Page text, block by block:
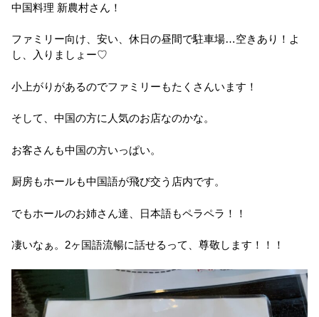
中国料理 新農村さん！
ファミリー向け、安い、休日の昼間で駐車場…空きあり！よ
し、入りましょー♡
小上がりがあるのでファミリーもたくさんいます！
そして、中国の方に人気のお店なのかな。
お客さんも中国の方いっぱい。
厨房もホールも中国語が飛び交う店内です。
でもホールのお姉さん達、日本語もペラペラ！！
凄いなぁ。2ヶ国語流暢に話せるって、尊敬します！！！